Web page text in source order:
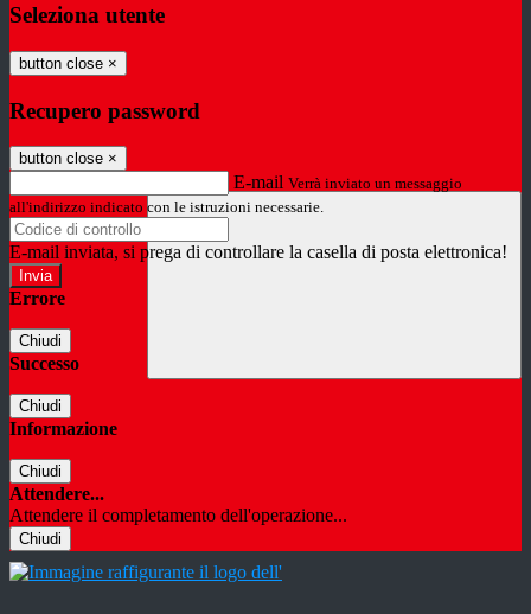
Seleziona utente
button close ×
Recupero password
button close ×
E-mail Verrà inviato un messaggio
all'indirizzo indicato con le istruzioni necessarie.
E-mail inviata, si prega di controllare la casella di posta elettronica!
Errore
Chiudi
Successo
Chiudi
Informazione
Chiudi
Attendere...
Attendere il completamento dell'operazione...
Chiudi